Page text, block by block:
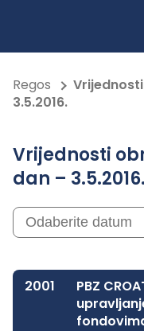
Regos
3.5.2016.
Vrijednosti
dan – 3.5.2016.
2001
PBZ